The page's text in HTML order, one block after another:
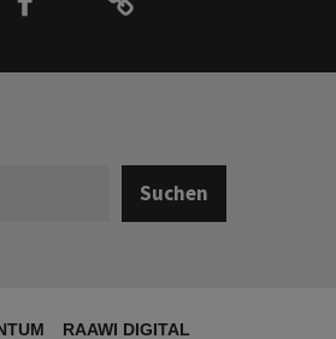
Suchen
RAAWI DIGITAL